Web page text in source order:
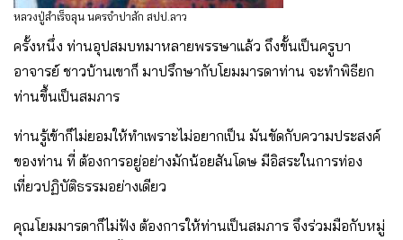
หลวงปู่สำเร็จลุน นครจำปาสัก สปป.ลาว
ครั้งหนึ่ง ท่านอุปสมบทมาหลายพรรษาแล้ว ถึงขั้นเป็นครูบา
อาจารย์ ชาวบ้านเขาก็ มาปรึกษากับโยมมารดาท่าน จะทําพิธียก
ท่านขึ้นเป็นสมภาร
ท่านรู้เข้าก็ไม่ยอมให้ทําเพราะไม่อยากเป็น มันขัดกับความประสงค์
ของท่าน ที่ ต้องการอยู่อย่างมักน้อยสันโดษ มีอิสระในการท่อง
เที่ยวปฏิบัติธรรมอย่างเดียว
คุณโยมมารดาก็ไม่ฟัง ต้องการให้ท่านเป็นสมภาร จึงร่วมมือกับหมู่